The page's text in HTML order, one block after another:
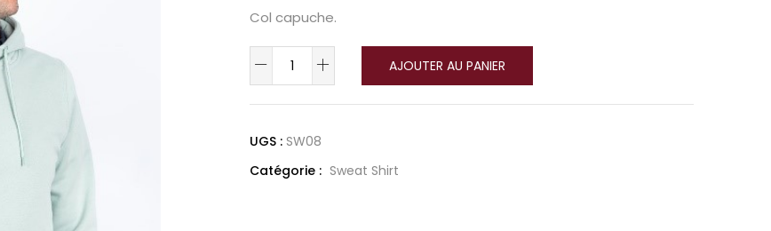
Col capuche.
quantité
de
Miami
AJOUTER AU PANIER
UGS : SW08
Catégorie : Sweat Shirt